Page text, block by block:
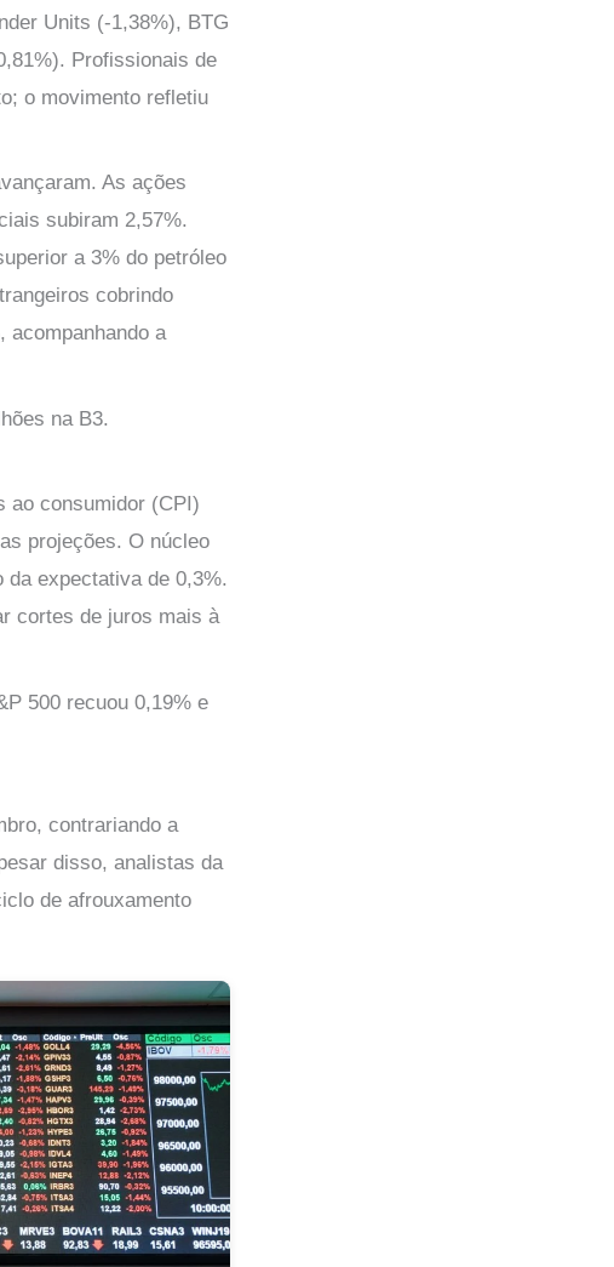
Units (-1,38%), BTG
Profissionais de
o movimento refletiu
As ações
subiram 2,57%.
a 3% do petróleo
cobrindo
acompanhando a
na B3.
ao consumidor (CPI)
projeções. O núcleo
expectativa de 0,3%.
cortes de juros mais à
500 recuou 0,19% e
contrariando a
disso, analistas da
de afrouxamento